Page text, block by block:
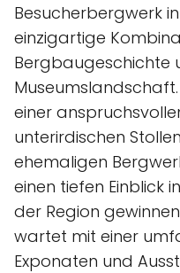
Besucherbergwerk
einzigartige
Bergbaugeschichte
einer
unterirdischen
ehemaligen
einen tiefen Einblick
der Region
wartet mit einer
Exponaten und